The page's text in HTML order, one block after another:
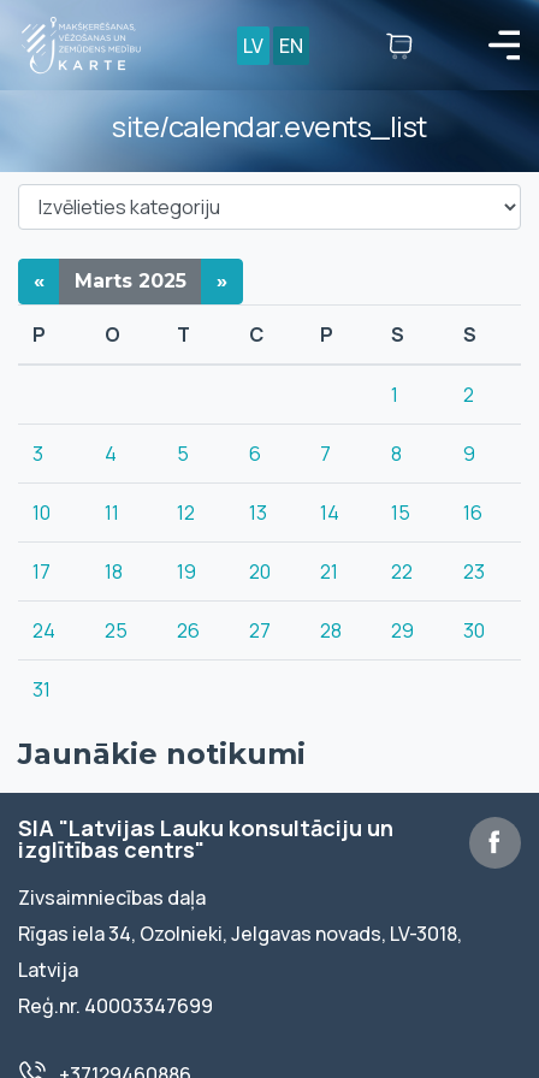
LV EN
site/calendar.events_list
« Marts 2025 »
P O T C P S S
1 2
3 4 5 6 7 8 9
10 11 12 13 14 15 16
17 18 19 20 21 22 23
24 25 26 27 28 29 30
31
Jaunākie notikumi
SIA "Latvijas Lauku konsultāciju un
izglītības centrs"
Zivsaimniecības daļa
Rīgas iela 34, Ozolnieki, Jelgavas novads, LV-3018,
Latvija
Reģ.nr. 40003347699